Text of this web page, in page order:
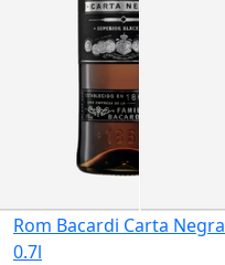
Rom Bacardi Carta Negra
0.7l